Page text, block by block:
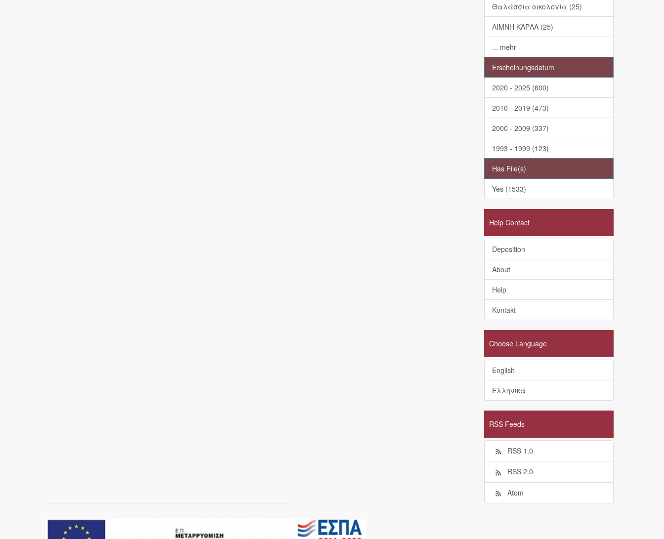
Θαλάσσια οικολογία (25)
ΛΙΜΝΗ ΚΑΡΛΑ (25)
... mehr
Erscheinungsdatum
2020 - 2025 (600)
2010 - 2019 (473)
2000 - 2009 (337)
1993 - 1999 (123)
Has File(s)
Yes (1533)
Help Contact
Deposition
About
Help
Kontakt
Choose Language
English
Ελληνικά
RSS Feeds
RSS 1.0
RSS 2.0
Atom